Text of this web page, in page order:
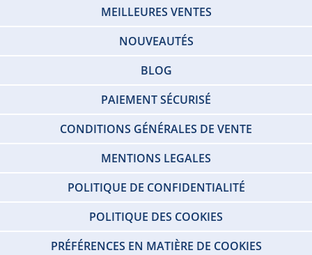
MEILLEURES VENTES
NOUVEAUTÉS
BLOG
PAIEMENT SÉCURISÉ
CONDITIONS GÉNÉRALES DE VENTE
MENTIONS LEGALES
POLITIQUE DE CONFIDENTIALITÉ
POLITIQUE DES COOKIES
PRÉFÉRENCES EN MATIÈRE DE COOKIES